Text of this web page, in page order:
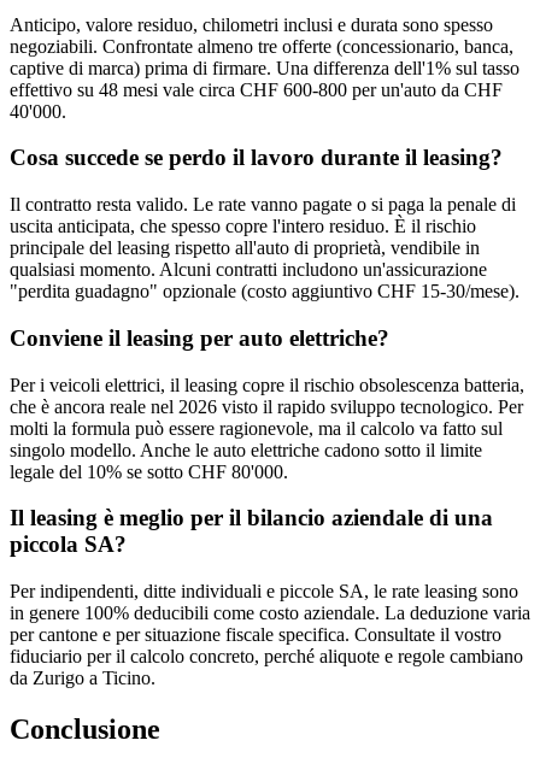
Anticipo, valore residuo, chilometri inclusi e durata sono spesso
negoziabili. Confrontate almeno tre offerte (concessionario, banca,
captive di marca) prima di firmare. Una differenza dell'1% sul tasso
effettivo su 48 mesi vale circa CHF 600-800 per un'auto da CHF
40'000.
Cosa succede se perdo il lavoro durante il leasing?
Il contratto resta valido. Le rate vanno pagate o si paga la penale di
uscita anticipata, che spesso copre l'intero residuo. È il rischio
principale del leasing rispetto all'auto di proprietà, vendibile in
qualsiasi momento. Alcuni contratti includono un'assicurazione
"perdita guadagno" opzionale (costo aggiuntivo CHF 15-30/mese).
Conviene il leasing per auto elettriche?
Per i veicoli elettrici, il leasing copre il rischio obsolescenza batteria,
che è ancora reale nel 2026 visto il rapido sviluppo tecnologico. Per
molti la formula può essere ragionevole, ma il calcolo va fatto sul
singolo modello. Anche le auto elettriche cadono sotto il limite
legale del 10% se sotto CHF 80'000.
Il leasing è meglio per il bilancio aziendale di una
piccola SA?
Per indipendenti, ditte individuali e piccole SA, le rate leasing sono
in genere 100% deducibili come costo aziendale. La deduzione varia
per cantone e per situazione fiscale specifica. Consultate il vostro
fiduciario per il calcolo concreto, perché aliquote e regole cambiano
da Zurigo a Ticino.
Conclusione